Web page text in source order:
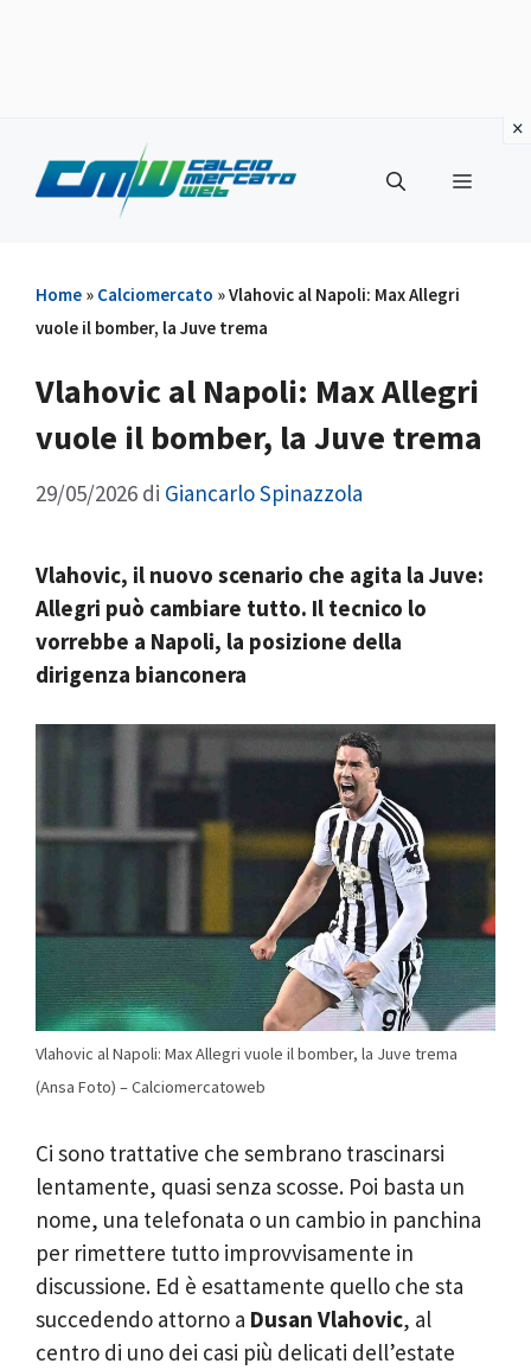
contenuto
Menu
Home » Calciomercato »Vlahovic al Napoli: Max Allegri
vuole il bomber, la Juve trema
Vlahovic al Napoli: Max Allegri
vuole il bomber, la Juve trema
29/05/2026 di Giancarlo Spinazzola
Vlahovic, il nuovo scenario che agita la Juve:
Allegri può cambiare tutto. Il tecnico lo
vorrebbe a Napoli, la posizione della
dirigenza bianconera
Vlahovic al Napoli: Max Allegri vuole il bomber, la Juve trema
(Ansa Foto) – Calciomercatoweb
Ci sono trattative che sembrano trascinarsi
lentamente, quasi senza scosse. Poi basta un
nome, una telefonata o un cambio in panchina
per rimettere tutto improvvisamente in
discussione. Ed è esattamente quello che sta
succedendo attorno a Dusan Vlahovic, al
centro di uno dei casi più delicati dell’estate